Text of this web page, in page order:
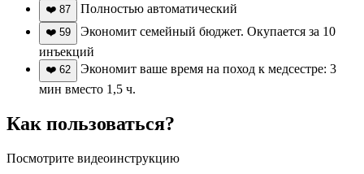
❤️ 87 Полностью автоматический
❤️ 59
Экономит семейный бюджет. Окупается за 10
инъекций
❤️ 62
Экономит ваше время на поход к медсестре: 3
мин вместо 1,5 ч.
Как пользоваться?
Посмотрите видеоинструкцию